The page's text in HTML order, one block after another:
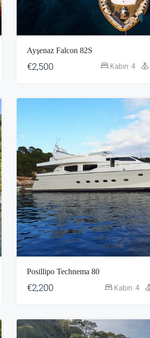
Ayşenaz Falcon 82S
€2,500 Kabin: 4
Posillipo Technema 80
€2,200 Kabin: 4